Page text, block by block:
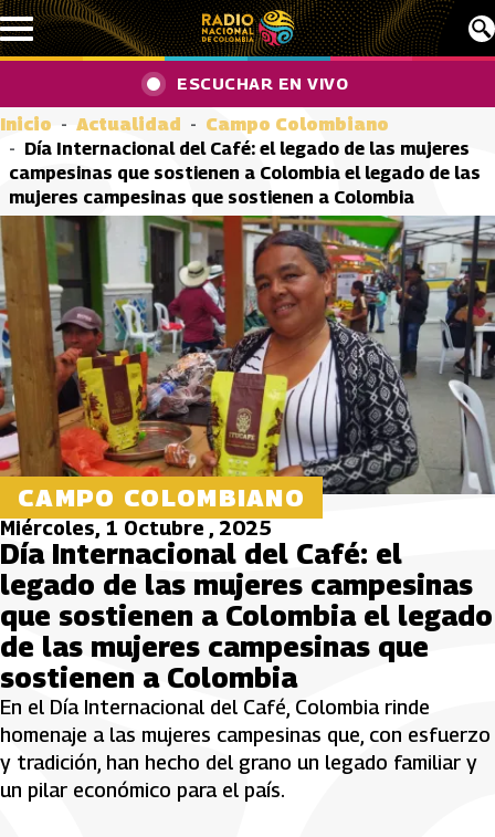
Pasar al contenido principal
ESCUCHAR EN VIVO
Inicio Actualidad
Campo Colombiano
Día Internacional del Café: el legado de las mujeres
campesinas que sostienen a Colombia el legado de las
mujeres campesinas que sostienen a Colombia
CAMPO COLOMBIANO
Miércoles, 1 Octubre , 2025
Día Internacional del Café: el
legado de las mujeres campesinas
que sostienen a Colombia el legado
de las mujeres campesinas que
sostienen a Colombia
En el Día Internacional del Café, Colombia rinde
homenaje a las mujeres campesinas que, con esfuerzo
y tradición, han hecho del grano un legado familiar y
un pilar económico para el país.